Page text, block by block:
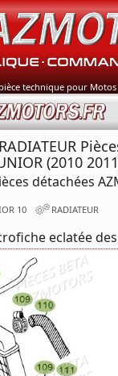
technique pour
(2010
détachées
10 RADIATEUR
eclatée